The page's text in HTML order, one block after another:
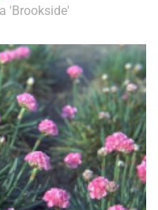
'Brookside'